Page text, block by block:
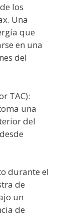
los
Una
que
en una
del
TAC):
una
del
durante el
de
un
de